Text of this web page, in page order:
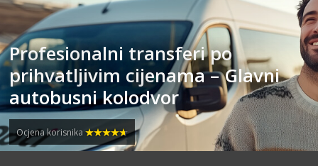
Profesionalni transferi po
prihvatljivim cijenama – Glavni
autobusni kolodvor
Ocjena korisnika